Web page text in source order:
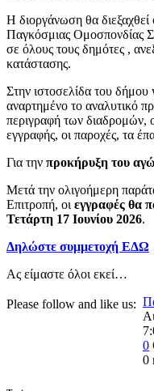
Η διοργάνωση θα
Παγκόσμιας Ομοσπονδίας
σε όλους τους δημότες ,
κατάστασης.
Στην ιστοσελίδα του
αναρτημένο το αναλυτικό
περιγραφή των διαδρομών,
εγγραφής, οι παροχές, τα
Για την προκήρυξη του
Μετά την ολιγοήμερη
Επιτροπή, οι εγγραφές θα
Τετάρτη 17 Ιουνίου 2026.
Δηλώστε συμμετοχή ΕΔΩ
Ας είμαστε όλοι εκεί…
Please follow and like us:
0
0